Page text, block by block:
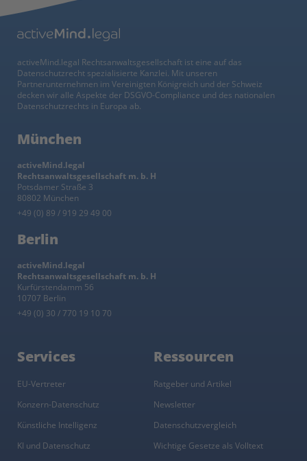
activeMind.legal Rechtsanwaltsgesellschaft ist eine auf das
Datenschutzrecht spezialisierte Kanzlei. Mit unseren
Partnerunternehmen im Vereinigten Königreich und der Schweiz
decken wir alle Aspekte der DSGVO-Compliance und des nationalen
Datenschutzrechts in Europa ab.
München
activeMind.legal
Rechtsanwaltsgesellschaft m. b. H
Potsdamer Straße 3
80802 München
+49 (0) 89 / 919 29 49 00
Berlin
activeMind.legal
Rechtsanwaltsgesellschaft m. b. H
Kurfürstendamm 56
10707 Berlin
+49 (0) 30 / 770 19 10 70
Services
EU-Vertreter
Konzern-Datenschutz
Künstliche Intelligenz
KI und Datenschutz
Ressourcen
Ratgeber und Artikel
Newsletter
Datenschutzvergleich
Wichtige Gesetze als Volltext